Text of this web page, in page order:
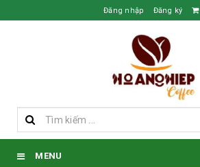
Đăng nhập Đăng ký
MENU